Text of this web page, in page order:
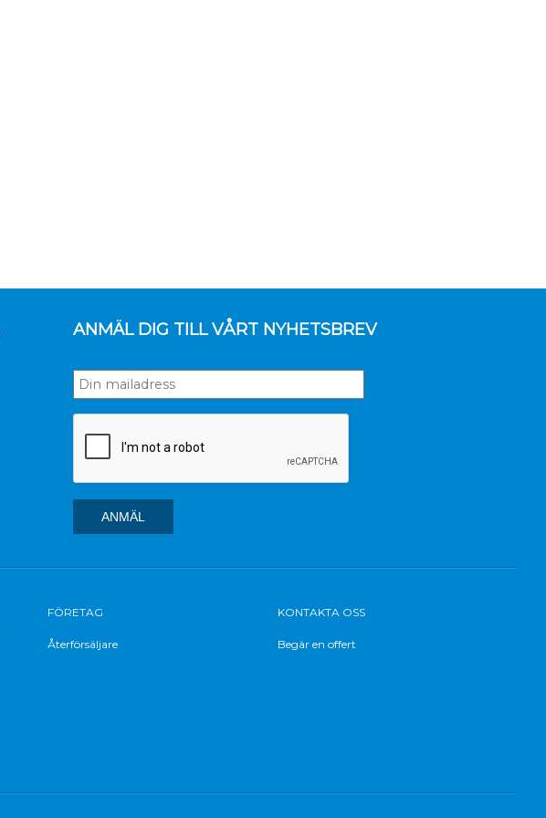
ANMÄL DIG TILL VÅRT NYHETSBREV
FÖRETAG
Återförsäljare
KONTAKTA OSS
Begär en offert